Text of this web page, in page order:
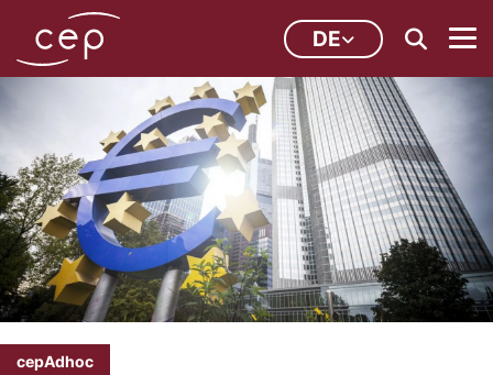
DE
cepAdhoc